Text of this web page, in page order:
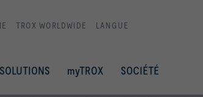
TROX WORLDWIDE LANGUE
SOLUTIONS myTROX SOCIÉTÉ